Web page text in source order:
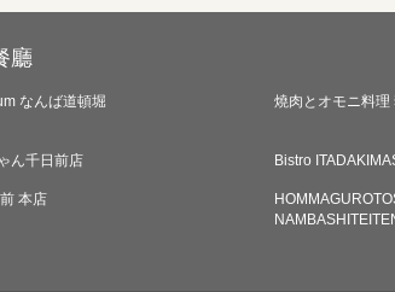
廳
なんば道頓堀 燒肉とオモニ料理
ん千日前店 Bistro
本店